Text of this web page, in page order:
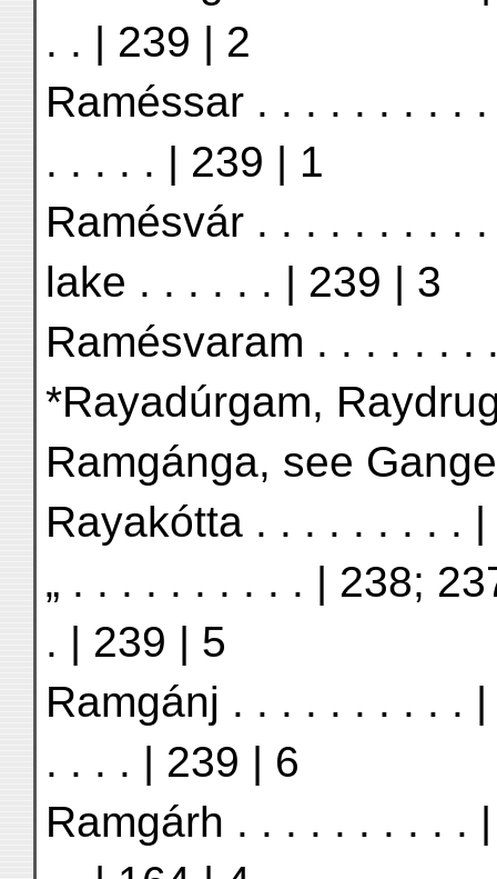
. . | 239 | 2
Raméssar . . . . . . . . .
. . . . . | 239 | 1
Ramésvár . . . . . . . . .
lake . . . . . . | 239 | 3
Ramésvaram . . . . . . .
*Rayadúrgam,
Ramgánga, see
Rayakótta . . . . . . . . .
„ . . . . . . . . . . | 238;
. | 239 | 5
Ramgánj . . . . . . . . . .
. . . . | 239 | 6
Ramgárh . . . . . . . . . .